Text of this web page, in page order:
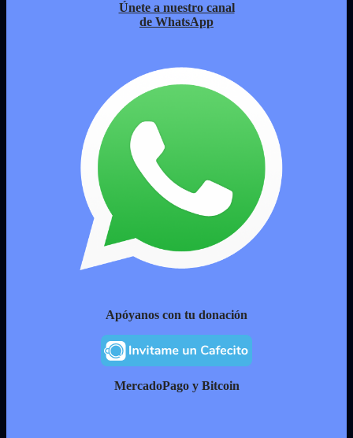
Únete a nuestro canal
de WhatsApp
Apóyanos con tu donación
MercadoPago y Bitcoin